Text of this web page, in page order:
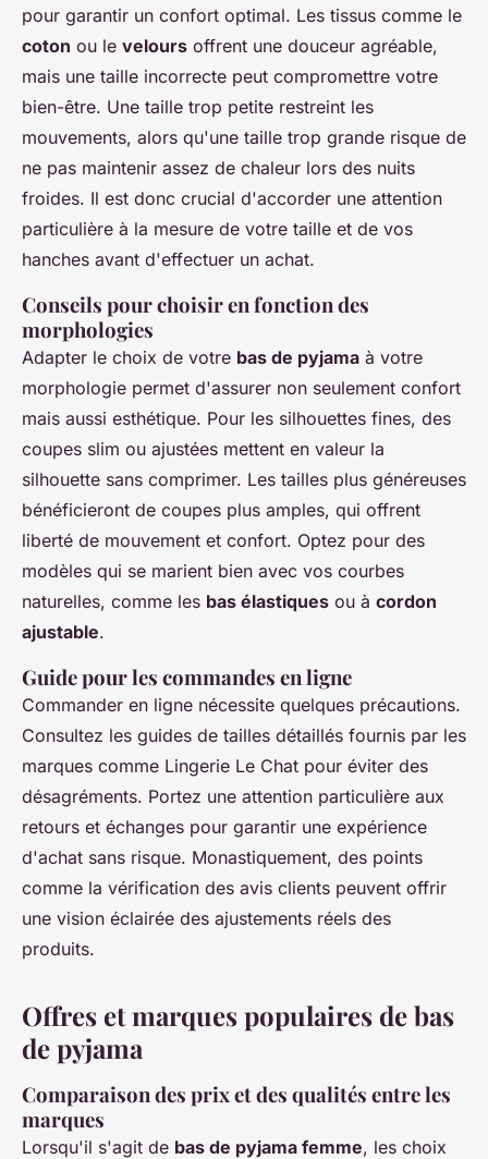
pour garantir un confort optimal. Les tissus comme le
coton ou le velours offrent une douceur agréable,
mais une taille incorrecte peut compromettre votre
bien-être. Une taille trop petite restreint les
mouvements, alors qu'une taille trop grande risque de
ne pas maintenir assez de chaleur lors des nuits
froides. Il est donc crucial d'accorder une attention
particulière à la mesure de votre taille et de vos
hanches avant d'effectuer un achat.
Conseils pour choisir en fonction des
morphologies
Adapter le choix de votre bas de pyjama à votre
morphologie permet d'assurer non seulement confort
mais aussi esthétique. Pour les silhouettes fines, des
coupes slim ou ajustées mettent en valeur la
silhouette sans comprimer. Les tailles plus généreuses
bénéficieront de coupes plus amples, qui offrent
liberté de mouvement et confort. Optez pour des
modèles qui se marient bien avec vos courbes
naturelles, comme les bas élastiques ou à cordon
ajustable.
Guide pour les commandes en ligne
Commander en ligne nécessite quelques précautions.
Consultez les guides de tailles détaillés fournis par les
marques comme Lingerie Le Chat pour éviter des
désagréments. Portez une attention particulière aux
retours et échanges pour garantir une expérience
d'achat sans risque. Monastiquement, des points
comme la vérification des avis clients peuvent offrir
une vision éclairée des ajustements réels des
produits.
Offres et marques populaires de bas
de pyjama
Comparaison des prix et des qualités entre les
marques
Lorsqu'il s'agit de bas de pyjama femme, les choix